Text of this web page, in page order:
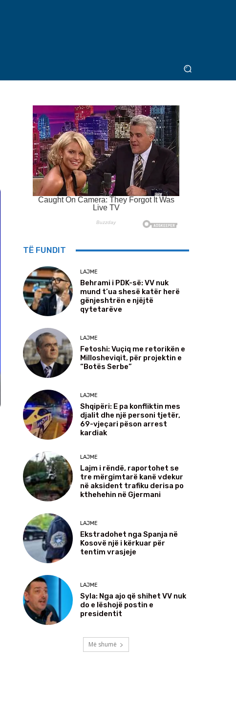
TË FUNDIT
LAJME
Behrami i PDK-së: VV nuk
mund t’ua shesë katër herë
gënjeshtrën e njëjtë
qytetarëve
LAJME
Fetoshi: Vuçiq me retorikën e
Millosheviqit, për projektin e
“Botës Serbe”
LAJME
Shqipëri: E pa konfliktin mes
djalit dhe një personi tjetër,
69-vjeçari pëson arrest
kardiak
LAJME
Lajm i rëndë, raportohet se
tre mërgimtarë kanë vdekur
në aksident trafiku derisa po
kthehehin në Gjermani
LAJME
Ekstradohet nga Spanja në
Kosovë një i kërkuar për
tentim vrasjeje
LAJME
Syla: Nga ajo që shihet VV nuk
do e lëshojë postin e
presidentit
Më shumë